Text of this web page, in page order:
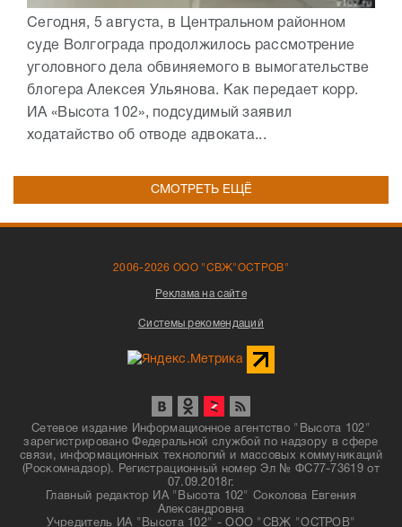
Сегодня, 5 августа, в Центральном районном
суде Волгограда продолжилось рассмотрение
уголовного дела обвиняемого в вымогательстве
блогера Алексея Ульянова. Как передает корр.
ИА «Высота 102», подсудимый заявил
ходатайство об отводе адвоката...
СМОТРЕТЬ ЕЩЁ
2006-2026 ООО "СВЖ"ОСТРОВ"
Реклама на сайте
Системы рекомендаций
Сетевое издание Информационное агентство "Высота 102"
зарегистрировано Федеральной службой по надзору в сфере
связи, информационных технологий и массовых коммуникаций
(Роскомнадзор). Регистрационный номер Эл № ФС77-73619 от
07.09.2018г.
Главный редактор ИА "Высота 102" Соколова Евгения
Александровна
Учредитель ИА "Высота 102" - ООО "СВЖ "ОСТРОВ"